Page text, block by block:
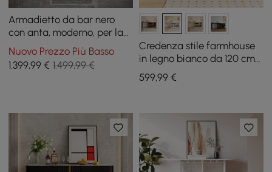
Armadietto da bar nero
con anta, moderno, per la
casa, con ripiano in vetro e
cassetti
Nuovo Prezzo Più Basso
1.399,99 € 1.499,99 €
Credenza stile farmhouse
in legno bianco da 120 cm
con piano allungabile e
ante
599,99€